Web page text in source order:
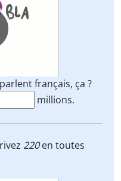
français, ça ?
millions.
220en toutes